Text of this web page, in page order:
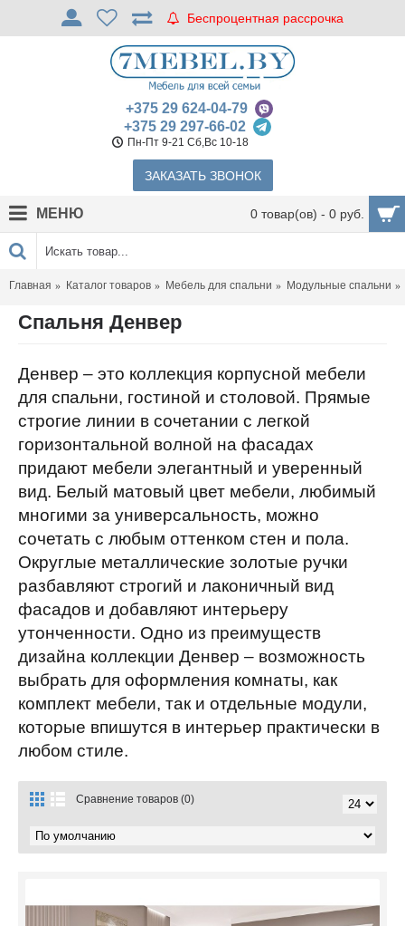
Беспроцентная рассрочка
+375 29 624-04-79
+375 29 297-66-02
Пн-Пт 9-21 Сб,Вс 10-18
ЗАКАЗАТЬ ЗВОНОК
0 товар(ов) - 0 руб.
МЕНЮ
Главная Каталог товаров Мебель для спальни Модульные спальни
Спальня Денвер
Денвер – это коллекция корпусной мебели
для спальни, гостиной и столовой. Прямые
строгие линии в сочетании с легкой
горизонтальной волной на фасадах
придают мебели элегантный и уверенный
вид. Белый матовый цвет мебели, любимый
многими за универсальность, можно
сочетать с любым оттенком стен и пола.
Округлые металлические золотые ручки
разбавляют строгий и лаконичный вид
фасадов и добавляют интерьеру
утонченности. Одно из преимуществ
дизайна коллекции Денвер – возможность
выбрать для оформления комнаты, как
комплект мебели, так и отдельные модули,
которые впишутся в интерьер практически в
любом стиле.
Сравнение товаров (0)